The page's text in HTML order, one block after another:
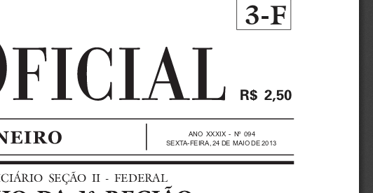
SEÇÃO  II  -  FEDERAL

ANO XXXIX - Nº 094
SEXTA-FEIRA, 24 DE MAIO DE 2013
3-F